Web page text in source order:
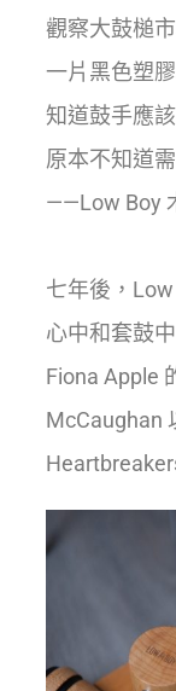
觀察大鼓槌
一片黑色塑
知道鼓手應
原本不知道
——Low Boy
七年後，
心中和套鼓
Fiona Apple
McCaughan